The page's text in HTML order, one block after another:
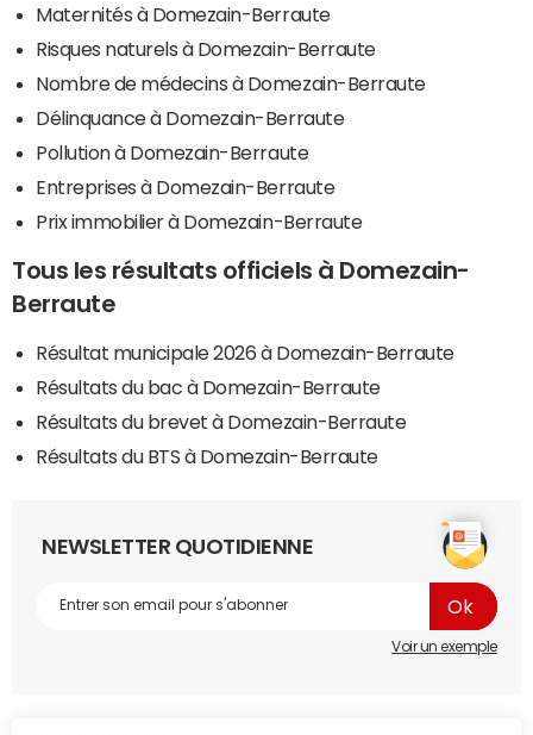
Maternités à Domezain-Berraute
Risques naturels à Domezain-Berraute
Nombre de médecins à Domezain-Berraute
Délinquance à Domezain-Berraute
Pollution à Domezain-Berraute
Entreprises à Domezain-Berraute
Prix immobilier à Domezain-Berraute
Tous les résultats officiels à Domezain-
Berraute
Résultat municipale 2026 à Domezain-Berraute
Résultats du bac à Domezain-Berraute
Résultats du brevet à Domezain-Berraute
Résultats du BTS à Domezain-Berraute
NEWSLETTER QUOTIDIENNE
Voir un exemple